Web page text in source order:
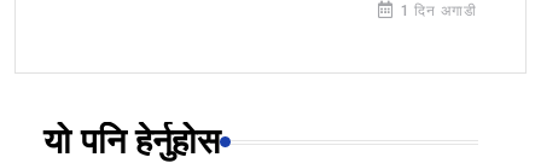
1 दिन अगाडी
यो पनि हेर्नुहोस